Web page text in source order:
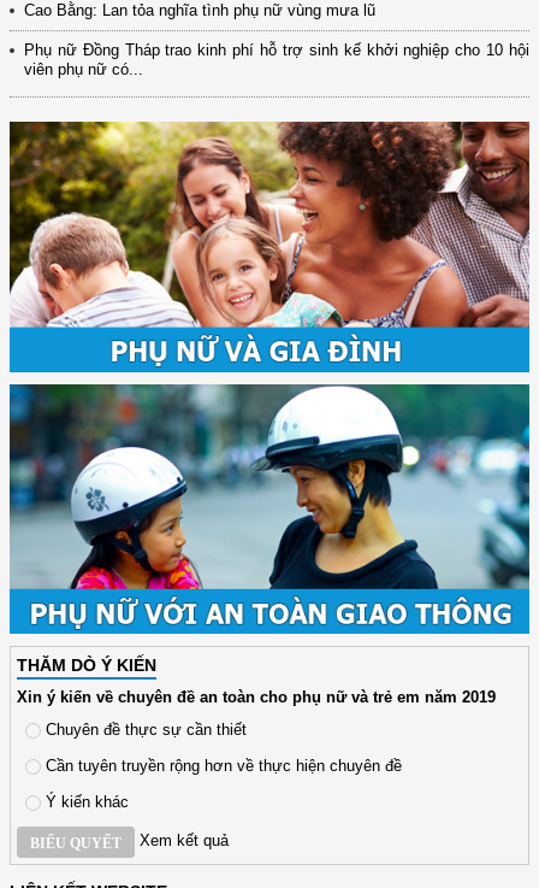
Cao Bằng: Lan tỏa nghĩa tình phụ nữ vùng mưa lũ
Phụ nữ Đồng Tháp trao kinh phí hỗ trợ sinh kế khởi nghiệp cho 10 hội
viên phụ nữ có...
THĂM DÒ Ý KIẾN
Xin ý kiến về chuyên đề an toàn cho phụ nữ và trẻ em năm 2019
Chuyên đề thực sự cần thiết
Cần tuyên truyền rộng hơn về thực hiện chuyên đề
Ý kiến khác
BIỂU QUYẾT Xem kết quả